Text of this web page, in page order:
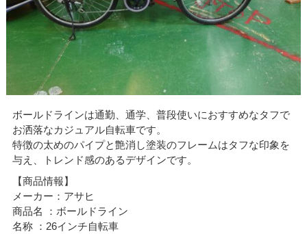
ボールドラインは通勤、通学、普段使いにおすすめなタフで
お洒落なカジュアル自転車です。
特徴の太めのパイプと艶消し塗装のフレームはタフな印象を
与え、トレンド感のあるデザインです。
【商品情報】
メーカー：アサヒ
商品名 ：ボールドライン
名称 ：26インチ自転車